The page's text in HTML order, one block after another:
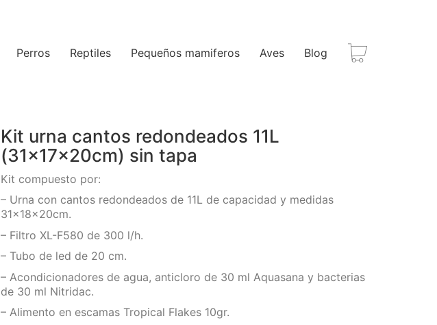
Perros Reptiles Pequeños mamiferos Aves Blog
Kit urna cantos redondeados 11L
(31x17x20cm) sin tapa
Kit compuesto por:
– Urna con cantos redondeados de 11L de capacidad y medidas
31x18x20cm.
– Filtro XL-F580 de 300 l/h.
– Tubo de led de 20 cm.
– Acondicionadores de agua, anticloro de 30 ml Aquasana y bacterias
de 30 ml Nitridac.
– Alimento en escamas Tropical Flakes 10gr.